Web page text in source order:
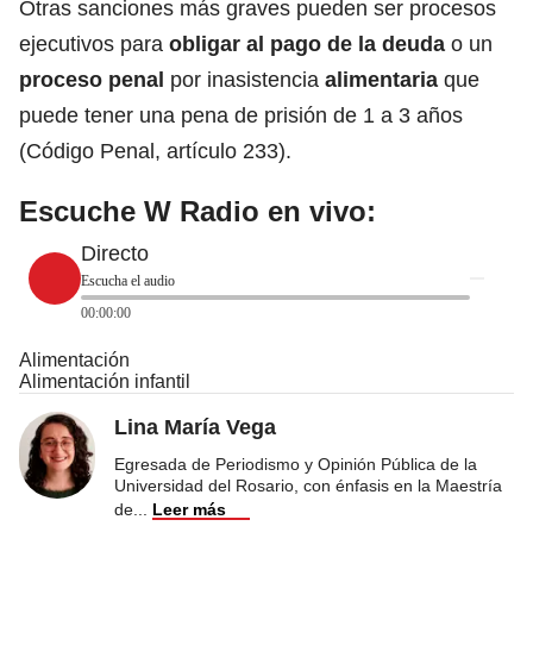
Otras sanciones más graves pueden ser procesos
ejecutivos para obligar al pago de la deuda o un
proceso penal por inasistencia alimentaria que
puede tener una pena de prisión de 1 a 3 años
(Código Penal, artículo 233).
Escuche W Radio en vivo:
Directo
Escucha el audio
00:00:00
Alimentación
Alimentación infantil
Lina María Vega
Egresada de Periodismo y Opinión Pública de la
Universidad del Rosario, con énfasis en la Maestría
de
Leer más